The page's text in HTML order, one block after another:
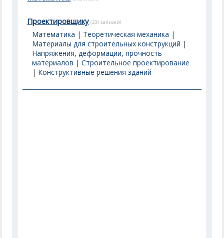
Проектировщику (231 записей)
Математика | Теоретическая механика |
Материалы для строительных конструкций |
Напряжения, деформации, прочность
материалов |Строительное проектирование
| Конструктивные решения зданий